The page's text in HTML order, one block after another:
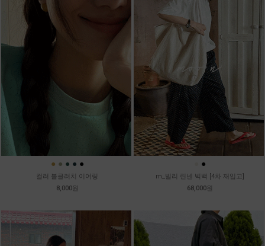
● ● ● ● ●
컬러 볼클러치 이어링
8,000원
●
m_빌리 린넨 빅백 [4차 재입고]
68,000원